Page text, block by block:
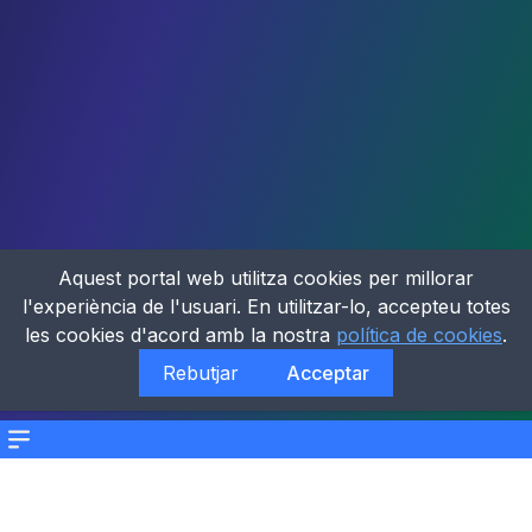
Menu
Aquest portal web utilitza cookies per millorar
l'experiència de l'usuari. En utilitzar-lo, accepteu totes
les cookies d'acord amb la nostra política de cookies.
Rebutjar
Acceptar